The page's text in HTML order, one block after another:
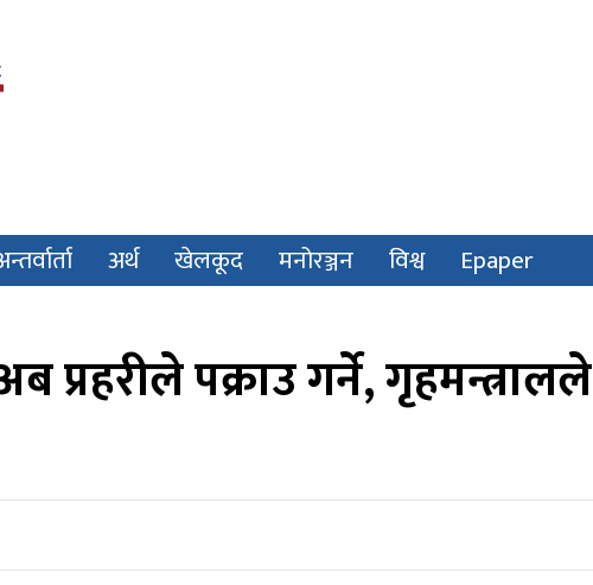
अर्थ खेलकूद मनोरञ्जन विश्व Epaper
पक्राउ गर्ने, गृहमन्त्रालले